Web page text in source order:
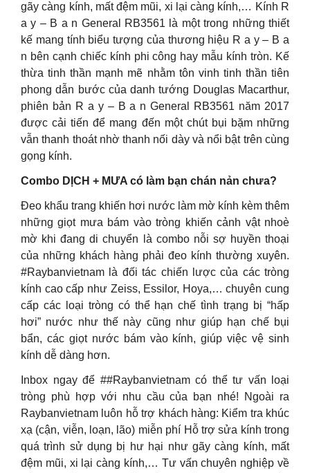
gãy càng kính, mất đệm mũi, xi lại càng kính,… Kính R
a y – B a n General RB3561 là một trong những thiết
kế mang tính biểu tượng của thương hiệu R a y – B a
n bên cạnh chiếc kính phi công hay mẫu kính tròn. Kế
thừa tinh thần mạnh mẽ nhằm tôn vinh tinh thần tiên
phong dẫn bước của danh tướng Douglas Macarthur,
phiên bản R a y – B a n General RB3561 năm 2017
được cải tiến để mang đến một chút bụi bặm những
vẫn thanh thoát nhờ thanh nối dày và nổi bật trên cùng
gọng kính.
Combo DỊCH + MƯA có làm bạn chán nản chưa?
Đeo khẩu trang khiến hơi nước làm mờ kính kèm thêm
những giọt mưa bám vào tròng khiến cảnh vật nhoè
mờ khi đang di chuyển là combo nỗi sợ huyền thoại
của những khách hàng phải đeo kính thường xuyên.
#Raybanvietnam là đối tác chiến lược của các tròng
kính cao cấp như Zeiss, Essilor, Hoya,… chuyên cung
cấp các loại tròng có thể hạn chế tình trạng bị “hấp
hơi” nước như thế này cũng như giúp hạn chế bụi
bẩn, các giọt nước bám vào kính, giúp việc vệ sinh
kính dễ dàng hơn.
Inbox ngay để ##Raybanvietnam có thể tư vấn loại
tròng phù hợp với nhu cầu của bạn nhé! Ngoài ra
Raybanvietnam luôn hỗ trợ khách hàng: Kiểm tra khúc
xạ (cận, viễn, loạn, lão) miễn phí Hỗ trợ sửa kính trong
quá trình sử dụng bị hư hại như gãy càng kính, mất
đệm mũi, xi lại càng kính,… Tư vấn chuyên nghiệp về